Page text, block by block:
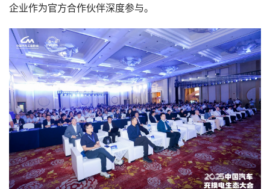
企业作为官方合作伙伴深度参与。